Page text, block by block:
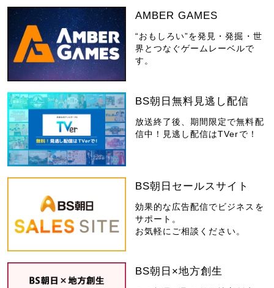
AMBER GAMES
“おもしろい”を発見・発掘・世
界とつなぐゲームレーベルで
す。
BS朝日無料見逃し配信
放送終了後、期間限定で無料配
信中！見逃し配信はTVerで！
BS朝日セールスサイト
効果的な広告配信でビジネスを
サポート。
お気軽にご相談ください。
BS朝日×地方創生